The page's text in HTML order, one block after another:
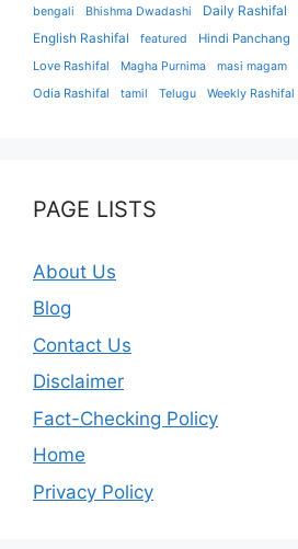
bengali Bhishma Dwadashi Daily Rashifal
English Rashifal
featured Hindi Panchang
Love Rashifal
Magha Purnima masi magam
Odia Rashifal tamil Telugu Weekly Rashifal
PAGE LISTS
About Us
Blog
Contact Us
Disclaimer
Fact-Checking Policy
Home
Privacy Policy